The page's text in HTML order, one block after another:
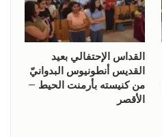
القداس الإحتفالي بعيد
القديس أنطونيوس البدوانيّ
من كنيسته بأرمنت الحيط –
الأقصر